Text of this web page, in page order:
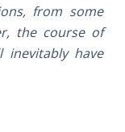
from some
the course of
have